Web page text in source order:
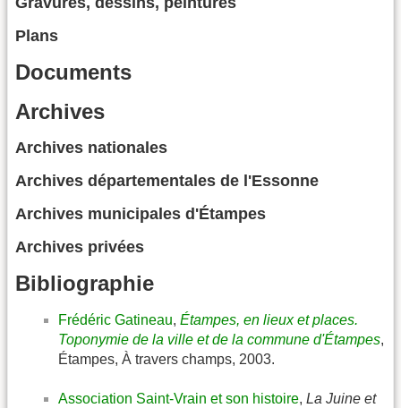
Plans
Documents
Archives
Archives nationales
Archives départementales de l'Essonne
Archives municipales d'Étampes
Archives privées
Bibliographie
Frédéric Gatineau, Étampes, en lieux et places.
Toponymie de la ville et de la commune d'Étampes,
Étampes, À travers champs, 2003.
Association Saint-Vrain et son histoire, La Juine et